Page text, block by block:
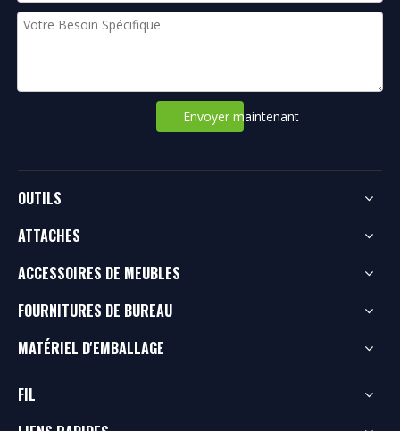
Envoyer maintenant
OUTILS
ATTACHES
ACCESSOIRES DE MEUBLES
FOURNITURES DE BUREAU
MATÉRIEL D'EMBALLAGE
FIL